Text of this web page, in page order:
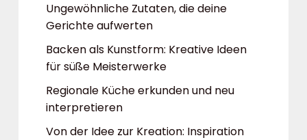
Ungewöhnliche Zutaten, die deine
Gerichte aufwerten
Backen als Kunstform: Kreative Ideen
für süße Meisterwerke
Regionale Küche erkunden und neu
interpretieren
Von der Idee zur Kreation: Inspiration